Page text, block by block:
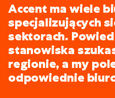
Accent ma wiele
specjalizujących
sektorach.
stanowiska
regionie, a my
odpowiednie